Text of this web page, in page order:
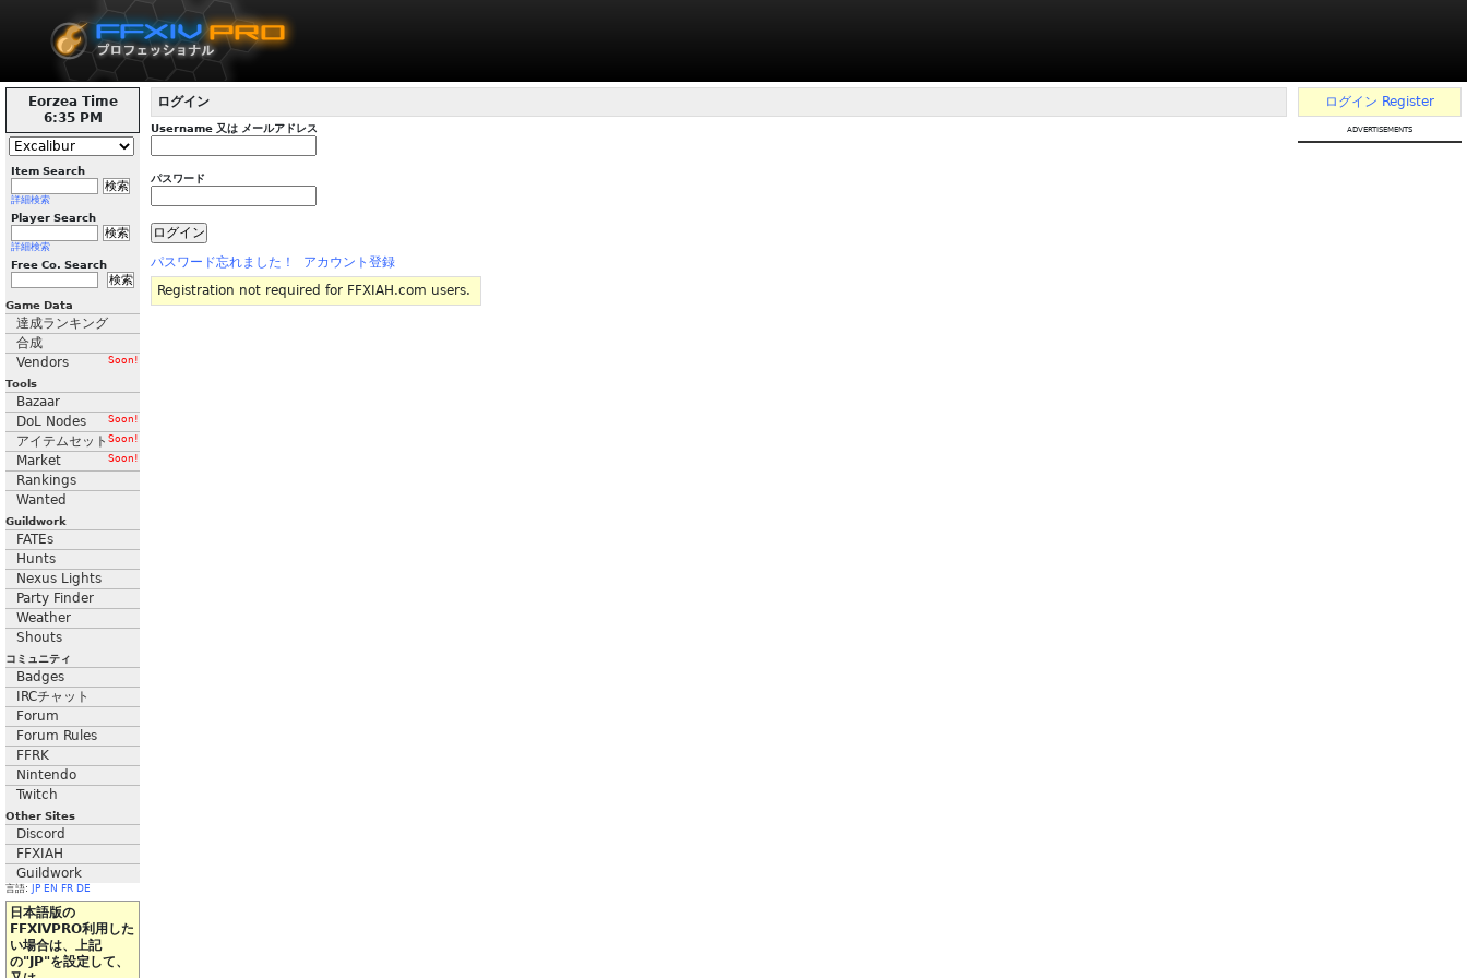
Eorzea Time
6:35 PM
Item Search
詳細検索
Player Search
詳細検索
Free Co. Search
Game Data
達成ランキング
合成
Vendors
Soon!
Tools
Bazaar
DoL Nodes
Soon!
アイテムセット Soon!
Market Soon!
Rankings
Wanted
Guildwork
FATEs
Hunts
Nexus Lights
Party Finder
Weather
Shouts
コミュニティ
Badges
IRCチャット
Forum
Forum Rules
FFRK
Nintendo
Twitch
Other Sites
Discord
FFXIAH
Guildwork
言語: JP EN FR DE
日本語版の
FFXIVPRO利用した
い場合は、上記
の"JP"を設定して、
ログイン
Username 又は メールアドレス
パスワード
パスワード忘れました！
アカウント登録
Registration not required for FFXIAH.com users.
ログイン Register
advertisements